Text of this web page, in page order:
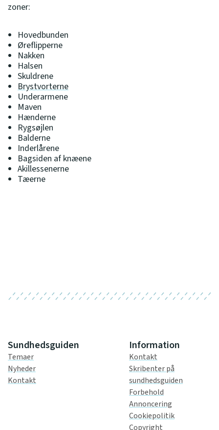
zoner:
Hovedbunden
Øreflipperne
Nakken
Halsen
Skuldrene
Brystvorterne
Underarmene
Maven
Hænderne
Rygsøjlen
Balderne
Inderlårene
Bagsiden af knæene
Akillessenerne
Tæerne
Sundhedsguiden
Temaer
Nyheder
Kontakt
Information
Kontakt
Skribenter på
sundhedsguiden
Forbehold
Annoncering
Cookiepolitik
Copyright